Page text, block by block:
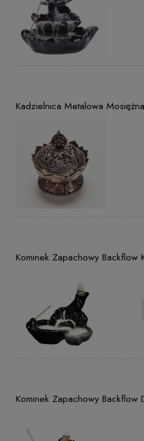
Kadzielnica Metalowa
Kominek Zapachowy Backflow
Kominek Zapachowy Backflow